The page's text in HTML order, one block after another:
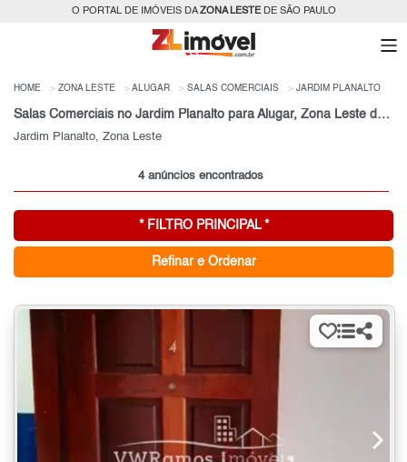
O PORTAL DE IMÓVEIS DAZONA LESTEDE SÃO PAULO
HOME ZONA LESTE ALUGAR SALAS COMERCIAIS JARDIM PLANALTO
Salas Comerciais no Jardim Planalto para Alugar, Zona Leste de São Paulo, SP
Jardim Planalto, Zona Leste
4 anúncios encontrados
* FILTRO PRINCIPAL *
Refinar e Ordenar